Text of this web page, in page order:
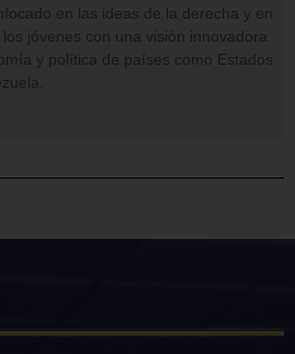
en las ideas de la derecha y en
jóvenes con una visión innovadora
y política de países como Estados